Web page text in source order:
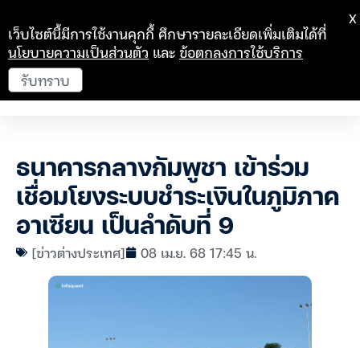
ธนาคารกลางกัมพูชา เข้าร่วม
เชื่อมโยงระบบชำระเงินในภูมิภาค
อาเซียน เป็นลำดับที่ 9
[ข่าวต่างประเทศ] 08 เม.ย. 68 17:45 น.
เว็บไซต์นี้มีการใช้งานคุกกี้ ศึกษารายละเอียดเพิ่มเติมได้ที่
นโยบายความเป็นส่วนตัว และข้อตกลงการใช้บริการ
รับทราบ
X